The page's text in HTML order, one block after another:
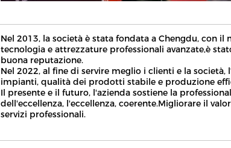
Nel 2013, la società è stata fondata a Chengdu, con
tecnologia e attrezzature professionali avanzate,è
buona reputazione.
Nel 2022, al fine di servire meglio i clienti e la
impianti, qualità dei prodotti stabile e produzione
Il presente e il futuro, l'azienda sostiene la
dell'eccellenza, l'eccellenza, coerente.Migliorare il
servizi professionali.